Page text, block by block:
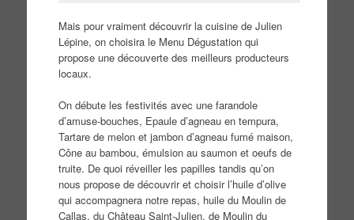
Mais pour vraiment découvrir la cuisine de Julien
Lépine, on choisira le Menu Dégustation qui
propose une découverte des meilleurs producteurs
locaux.
On débute les festivités avec une farandole
d’amuse-bouches, Epaule d’agneau en tempura,
Tartare de melon et jambon d’agneau fumé maison,
Cône au bambou, émulsion au saumon et oeufs de
truite. De quoi réveiller les papilles tandis qu’on
nous propose de découvrir et choisir l’huile d’olive
qui accompagnera notre repas, huile du Moulin de
Callas, du Château Saint-Julien, de Moulin du